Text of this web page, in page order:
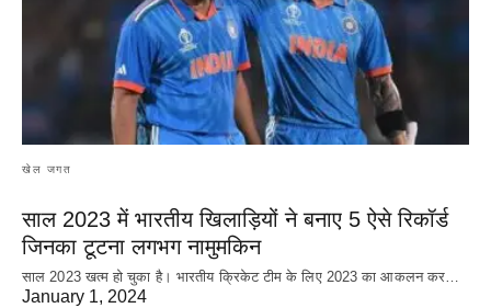
खेल जगत
साल 2023 में भारतीय खिलाड़ियों ने बनाए 5 ऐसे रिकॉर्ड
जिनका टूटना लगभग नामुमकिन
साल 2023 खत्म हो चुका है। भारतीय क्रिकेट‌ टीम के लिए 2023 का आकलन कर…
January 1, 2024